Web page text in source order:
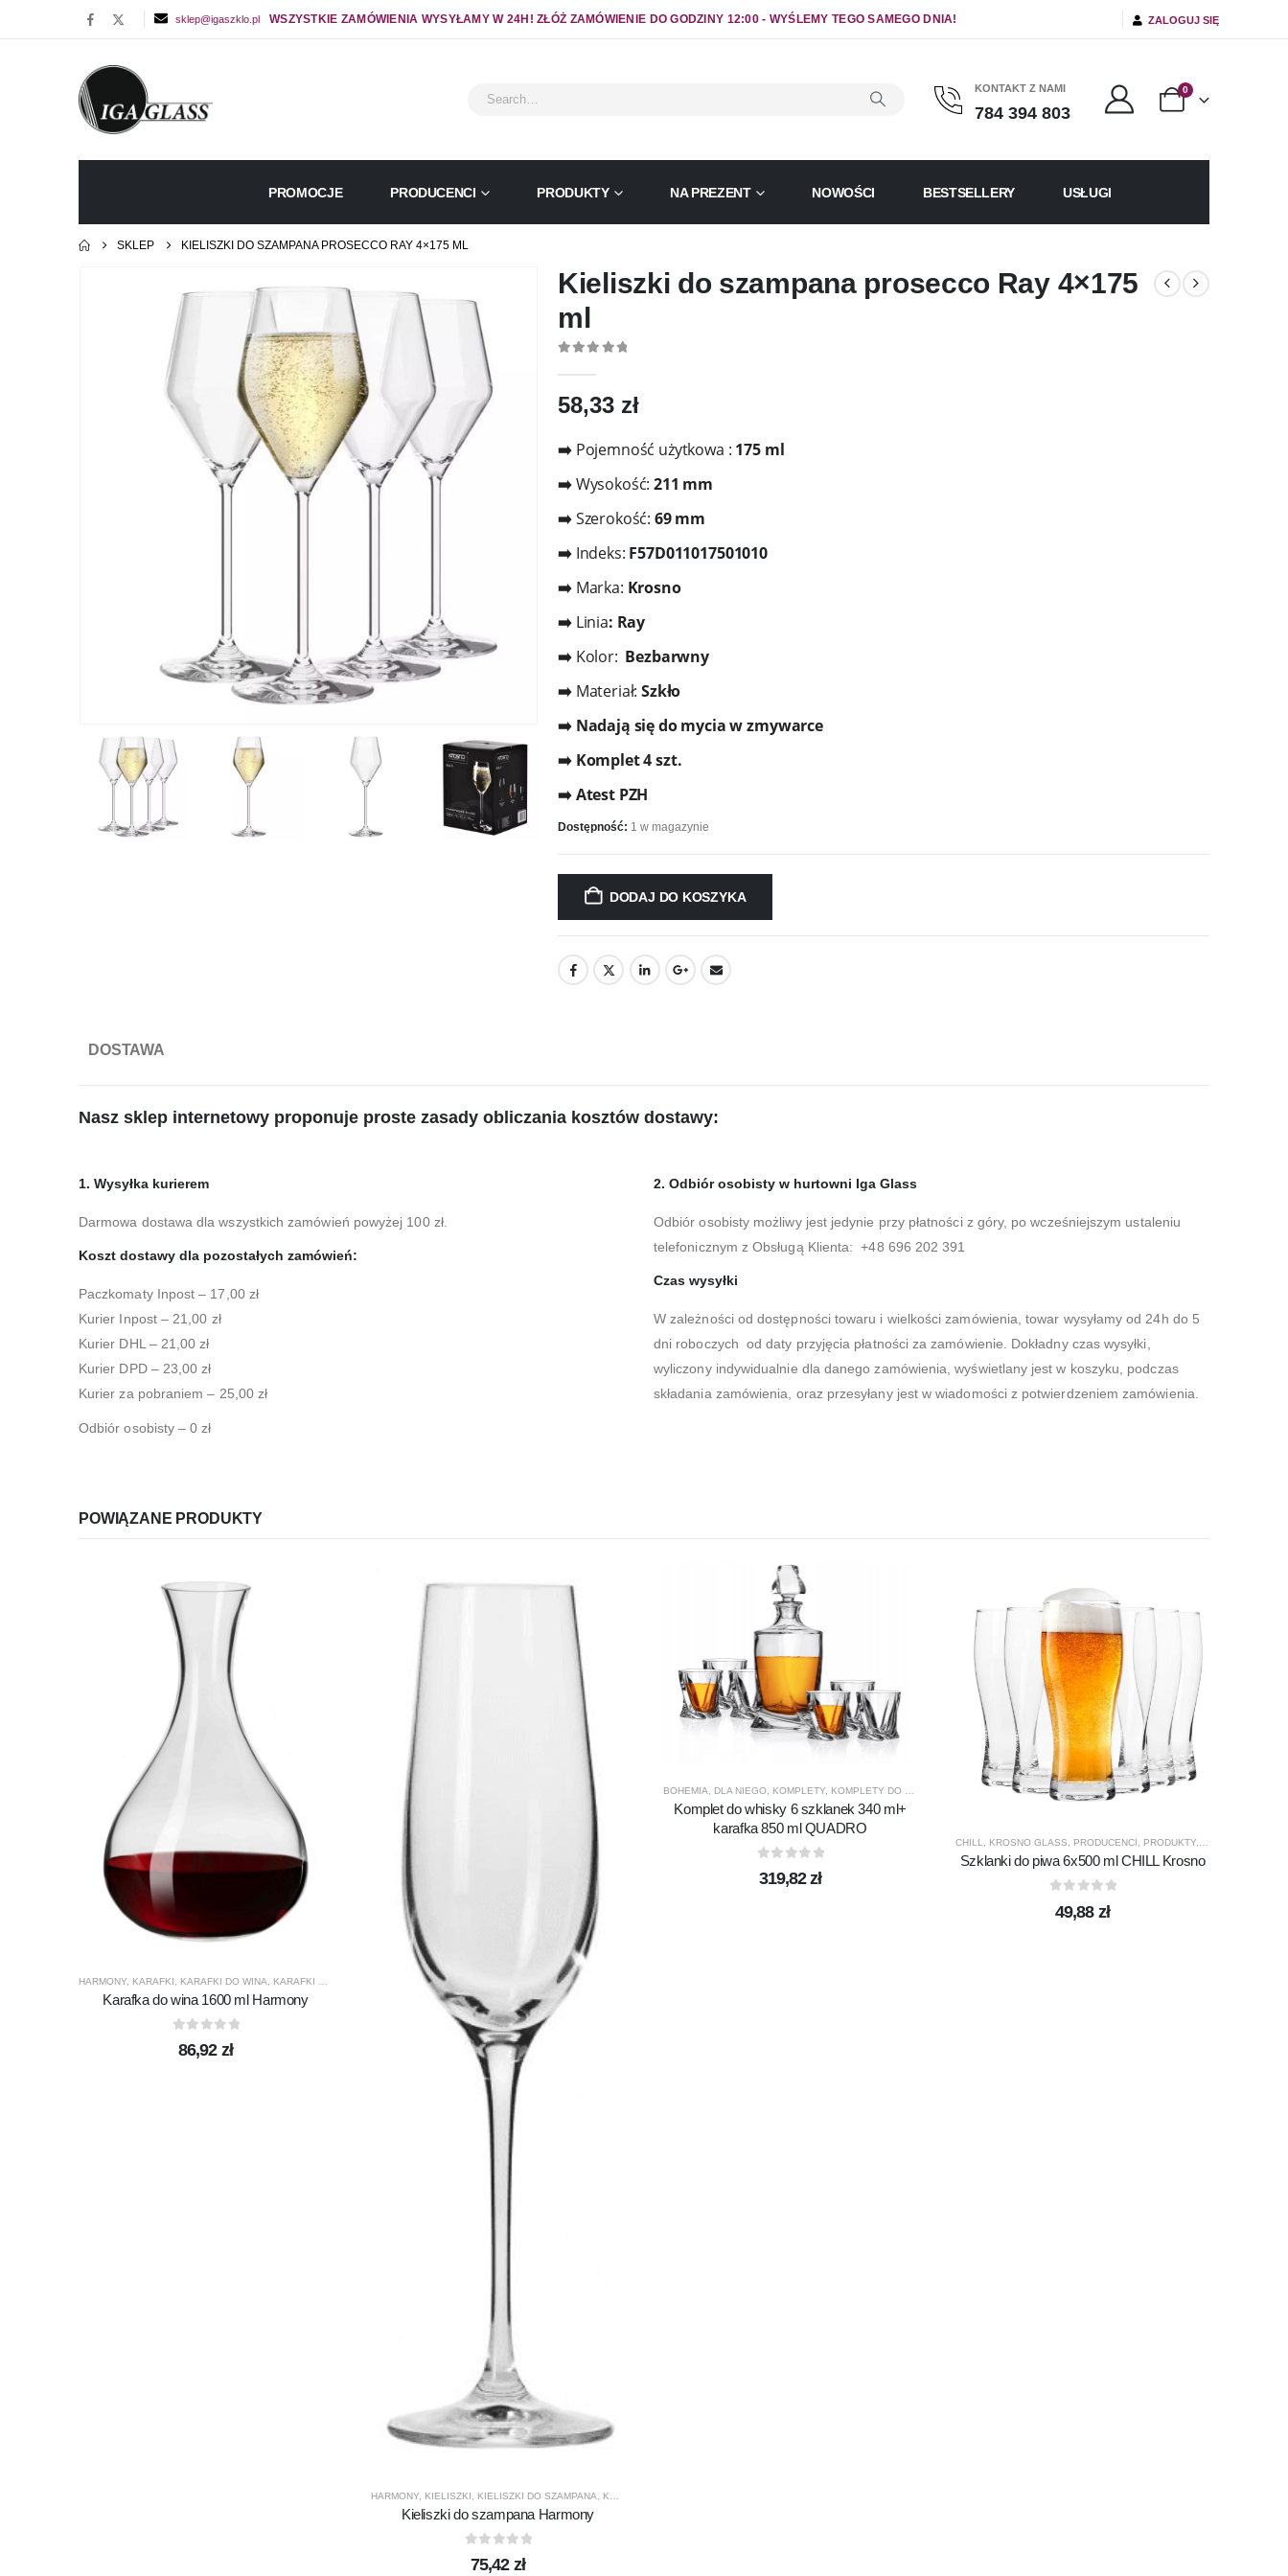
sklep@igaszklo.pl WSZYSTKIE ZAMÓWIENIA WYSYŁAMY W 24H! ZŁÓŻ ZAMÓWIENIE DO GODZINY 12:00 - WYŚLEMY TEGO SAMEGO DNIA! ZALOGUJ SIĘ
KONTAKT Z NAMI
784 394 803
0
PROMOCJE PRODUCENCI PRODUKTY NA PREZENT NOWOŚCI BESTSELLERY USŁUGI
SKLEP KIELISZKI DO SZAMPANA PROSECCO RAY 4×175 ML
Kieliszki do szampana prosecco Ray 4×175
ml
58,33 zł
➡️ Pojemność użytkowa : 175 ml
➡️Wysokość:211 mm
➡️Szerokość: 69mm
➡️ Indeks: F57D011017501010
➡️ Marka: Krosno
➡️ Linia: Ray
➡️ Kolor: Bezbarwny
➡️ Materiał:Szkło
➡️ Nadają się do mycia w zmywarce
➡️ Komplet 4 szt.
➡️ Atest PZH
Dostępność: 1 w magazynie
DODAJ DO KOSZYKA
DOSTAWA
Nasz sklep internetowy proponuje proste zasady obliczania kosztów dostawy:
1. Wysyłka kurierem
Darmowa dostawa dla wszystkich zamówień powyżej 100 zł.
Koszt dostawy dla pozostałych zamówień:
Paczkomaty Inpost – 17,00 zł
Kurier Inpost – 21,00 zł
Kurier DHL – 21,00 zł
Kurier DPD – 23,00 zł
Kurier za pobraniem – 25,00 zł
Odbiór osobisty – 0 zł
2. Odbiór osobisty w hurtowni Iga Glass
Odbiór osobisty możliwy jest jedynie przy płatności z góry, po wcześniejszym ustaleniu
telefonicznym z Obsługą Klienta: +48 696 202 391
Czas wysyłki
W zależności od dostępności towaru i wielkości zamówienia, towar wysyłamy od 24h do 5
dni roboczych od daty przyjęcia płatności za zamówienie. Dokładny czas wysyłki,
wyliczony indywidualnie dla danego zamówienia, wyświetlany jest w koszyku, podczas
składania zamówienia, oraz przesyłany jest w wiadomości z potwierdzeniem zamówienia.
POWIĄZANE PRODUKTY
HARMONY KARAFKI KARAFKI DO WINA KARAFKI DO WODY KROSNO GLASS PRODUKTY
Karafka do wina 1600 ml Harmony
86,92 zł
HARMONY KIELISZKI KIELISZKI DO SZAMPANA KROSNO GLASS
Kieliszki do szampana Harmony
75,42 zł
BOHEMIA DLA NIEGO KOMPLETY KOMPLETY DO WHISKY PRODUCENCI PRODUKTY,QUADRO B.
Komplet do whisky 6 szklanek 340 ml+
karafka 850 ml QUADRO
319,82zł
CHILL, KROSNO GLASS, PRODUCENCI, PRODUKTY, SZKLANKI
Szklanki do piwa 6x500 ml CHILL Krosno
49,88 zł